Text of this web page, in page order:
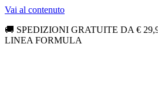
Vai al contenuto
🚚 SPEDIZIONI GRATUITE DA €
LINEA FORMULA